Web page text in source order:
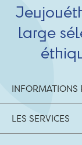
large
INFORMATIONS
LES SERVICES